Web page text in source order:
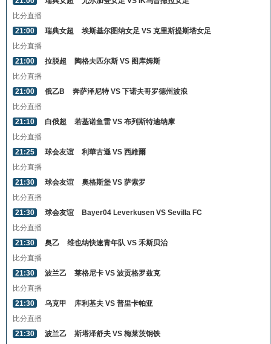
比分直播
21:00
瑞典女超
埃斯基尔图纳女足 VS 克里斯提斯塔女足
比分直播
21:00
拉脱超
陶格夫匹尔斯 VS 图库姆斯
比分直播
21:00
俄乙B
奔萨泽尼特 VS 下诺夫哥罗德州波浪
比分直播
21:10
白俄超
若基诺鱼雷 VS 布列斯特迪纳摩
比分直播
21:25
球会友谊
利華古遜 VS 西維爾
比分直播
21:30
球会友谊
奧格斯堡 VS 萨索罗
比分直播
21:30
球会友谊
Bayer04 Leverkusen VS Sevilla FC
比分直播
21:30
奥乙
维也纳快速青年队 VS 禾斯贝治
比分直播
21:30
波兰乙
莱格尼卡 VS 波贡格罗兹克
比分直播
21:30
乌克甲
库利基夫 VS 普里卡帕亚
比分直播
21:30
波兰乙
斯塔泽舒夫 VS 梅莱茨钢铁